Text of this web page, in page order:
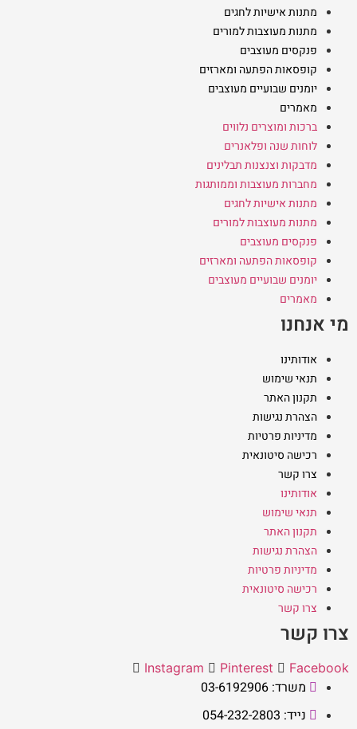
מתנות אישיות לחגים
מתנות מעוצבות למורים
פנקסים מעוצבים
קופסאות הפתעה ומארזים
יומנים שבועיים מעוצבים
מאמרים
ברכות ומוצרים נלווים
לוחות שנה ופלאנרים
מדבקות וצנצנות תבלינים
מחברות מעוצבות וממותגות
מתנות אישיות לחגים
מתנות מעוצבות למורים
פנקסים מעוצבים
קופסאות הפתעה ומארזים
יומנים שבועיים מעוצבים
מאמרים
מי אנחנו
אודותינו
תנאי שימוש
תקנון האתר
הצהרת נגישות
מדיניות פרטיות
רכישה סיטונאית
צרו קשר
אודותינו
תנאי שימוש
תקנון האתר
הצהרת נגישות
מדיניות פרטיות
רכישה סיטונאית
צרו קשר
צרו קשר
Instagram Pinterest Facebook
משרד: 03-6192906
נייד: 054-232-2803